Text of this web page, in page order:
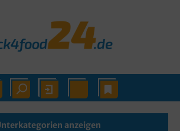
anzeigen